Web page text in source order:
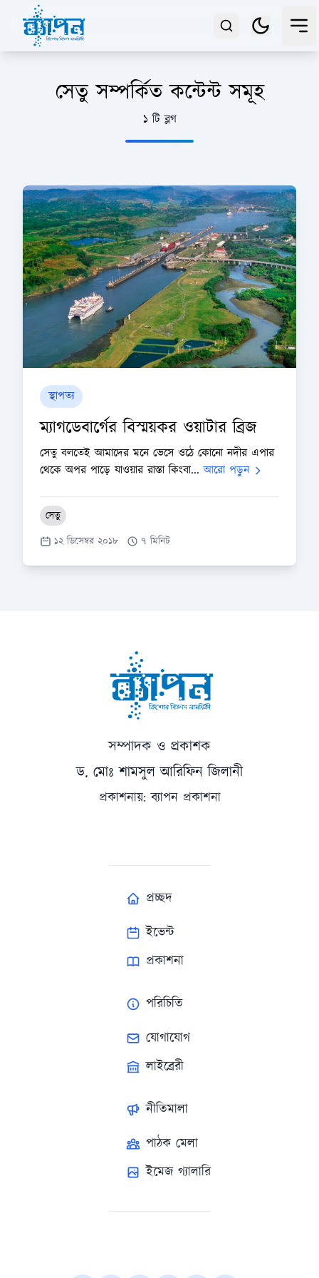
সেতু সম্পর্কিত কন্টেন্ট সমূহ
১ টি ব্লগ
স্থাপত্য
ম্যাগডেবার্গের বিস্ময়কর ওয়াটার ব্রিজ
সেতু বলতেই আমাদের মনে ভেসে ওঠে কোনো নদীর এপার
থেকে অপর পাড়ে যাওয়ার রাস্তা কিংবা...আরো পড়ুন
সেতু
১২ ডিসেম্বর ২০১৮
৭ মিনিট
সম্পাদক ও প্রকাশক
ড. মোঃ শামসুল আরিফিন জিলানী
প্রকাশনায়: ব্যাপন প্রকাশনা
প্রচ্ছদ
ইভেন্ট
প্রকাশনা
পরিচিতি
যোগাযোগ
লাইব্রেরী
নীতিমালা
পাঠক মেলা
ইমেজ গ্যালারি